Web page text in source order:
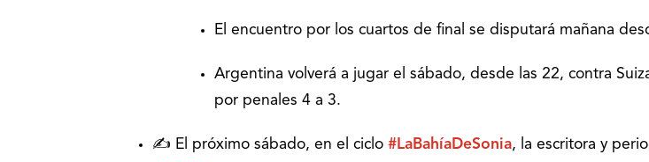
El encuentro por los cuartos de final se disputará mañana
Argentina volverá a jugar el sábado, desde las 22, contra
por penales 4 a 3.
✍️ El próximo sábado, en el ciclo #LaBahíaDeSonia, la escritora y